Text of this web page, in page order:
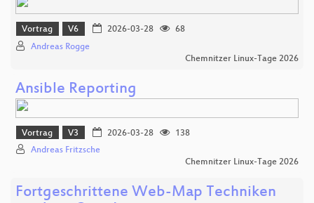
Vortrag V6 2026-03-28
68
Andreas Rogge
Chemnitzer Linux-Tage 2026
Ansible Reporting
Vortrag V3 2026-03-28
138
Andreas Fritzsche
Chemnitzer Linux-Tage 2026
Fortgeschrittene Web-Map Techniken